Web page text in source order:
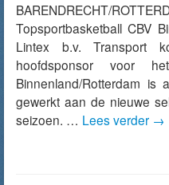
BARENDRECHT/
Topsportbasketball CBV
Lintex b.v. Transport
hoofdsponsor voor
Binnenland/Rotterdam
gewerkt aan de nieuwe
seizoen. … Lees verder →